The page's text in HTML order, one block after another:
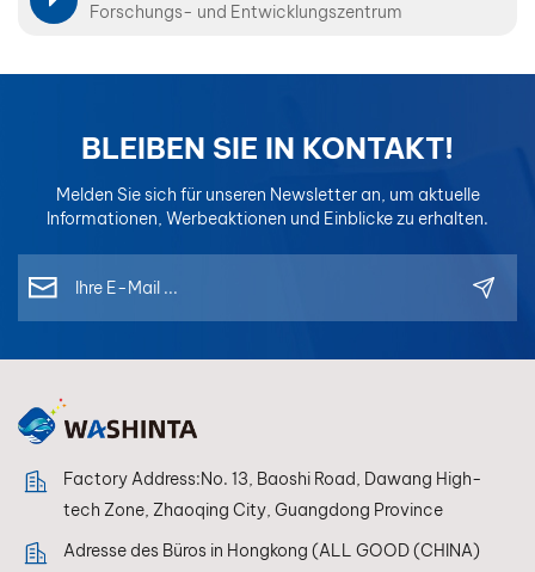
Forschungs- und Entwicklungszentrum
BLEIBEN SIE IN KONTAKT!
Melden Sie sich für unseren Newsletter an, um aktuelle
Informationen, Werbeaktionen und Einblicke zu erhalten.
Factory Address:No. 13, Baoshi Road, Dawang High-
tech Zone, Zhaoqing City, Guangdong Province
Adresse des Büros in Hongkong (ALL GOOD (CHINA)